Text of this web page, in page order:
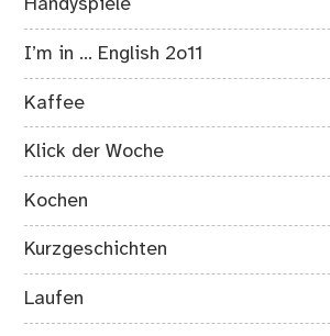
Handyspiele
I’m in … English 2o11
Kaffee
Klick der Woche
Kochen
Kurzgeschichten
Laufen